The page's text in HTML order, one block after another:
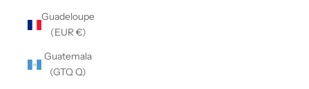
Guadeloupe
(EUR €)
Guatemala
(GTQ Q)